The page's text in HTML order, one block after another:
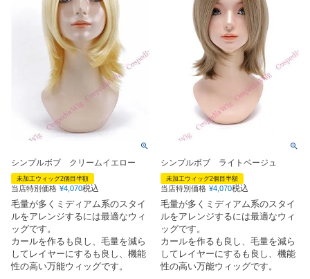
シンプルボブ クリームイエロー
未加工ウィッグ2個目半額
当店特別価格 ¥4,070税込
毛量が多くミディアム系のスタイ
ルをアレンジするには最適なウィ
ッグです。
カールを作るも良し、毛量を減ら
してレイヤーにするも良し、機能
性の高い万能ウィッグです。
シンプルボブ ライトベージュ
未加工ウィッグ2個目半額
当店特別価格 ¥4,070税込
毛量が多くミディアム系のスタイ
ルをアレンジするには最適なウィ
ッグです。
カールを作るも良し、毛量を減ら
してレイヤーにするも良し、機能
性の高い万能ウィッグです。